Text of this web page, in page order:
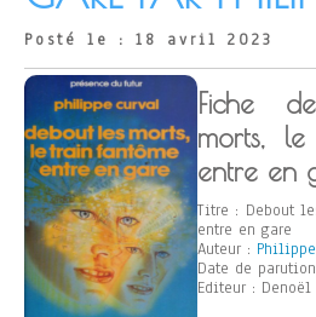
Posté le : 18 avril 2023
Fiche
morts,
entre en
Titre : Debout
entre en gare
Auteur :
Date de
Editeur : Denoël